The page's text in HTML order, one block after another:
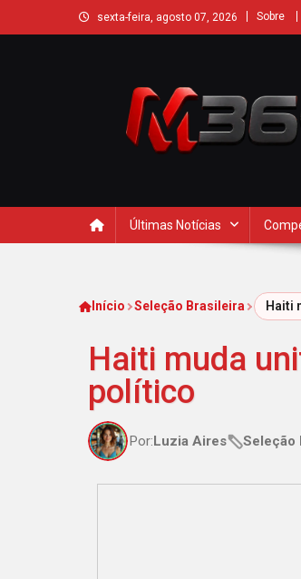
sexta-feira, agosto 07, 2026 Sobre
Últimas Notícias
Início Seleção Brasileira Haiti
Haiti muda
político
Por:Luzia Aires Seleção